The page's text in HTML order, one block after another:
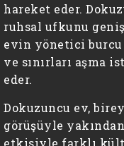
hareket eder.
ruhsal ufkunu
evin yönetici burcu
ve sınırları aşma
eder.
Dokuzuncu ev,
görüşüyle
etkisiyle farklı